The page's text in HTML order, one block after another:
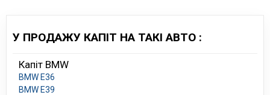
У ПРОДАЖУ КАПІТ НА ТАКІ АВТО :
Капіт BMW
BMW E36
BMW E39